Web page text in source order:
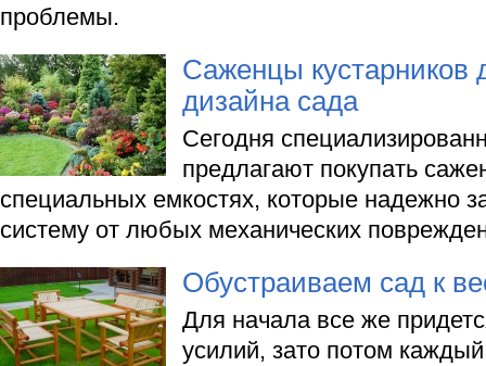
проблемы.
Саженцы кустарников
дизайна сада
Сегодня
предлагают покупать
специальных емкостях, которые надежно
систему от любых механических
Обустраиваем сад к
Для начала все же
усилий, зато потом